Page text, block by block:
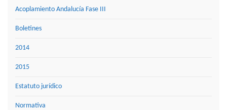
Acoplamiento Andalucía Fase III
Boletines
2014
2015
Estatuto jurídico
Normativa